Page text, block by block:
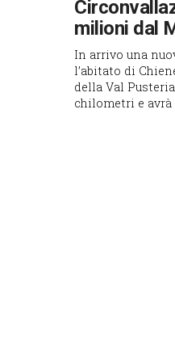
milioni dal
In arrivo una
l’abitato di
della Val
chilometri e avrà